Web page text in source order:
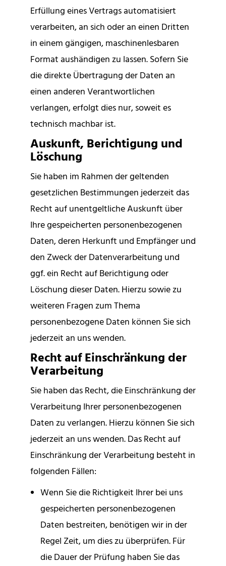
Erfüllung eines Vertrags automatisiert
verarbeiten, an sich oder an einen Dritten
in einem gängigen, maschinenlesbaren
Format aushändigen zu lassen. Sofern Sie
die direkte Übertragung der Daten an
einen anderen Verantwortlichen
verlangen, erfolgt dies nur, soweit es
technisch machbar ist.
Auskunft, Berichtigung und
Löschung
Sie haben im Rahmen der geltenden
gesetzlichen Bestimmungen jederzeit das
Recht auf unentgeltliche Auskunft über
Ihre gespeicherten personenbezogenen
Daten, deren Herkunft und Empfänger und
den Zweck der Datenverarbeitung und
ggf. ein Recht auf Berichtigung oder
Löschung dieser Daten. Hierzu sowie zu
weiteren Fragen zum Thema
personenbezogene Daten können Sie sich
jederzeit an uns wenden.
Recht auf Einschränkung der
Verarbeitung
Sie haben das Recht, die Einschränkung der
Verarbeitung Ihrer personenbezogenen
Daten zu verlangen. Hierzu können Sie sich
jederzeit an uns wenden. Das Recht auf
Einschränkung der Verarbeitung besteht in
folgenden Fällen:
Wenn Sie die Richtigkeit Ihrer bei uns
gespeicherten personenbezogenen
Daten bestreiten, benötigen wir in der
Regel Zeit, um dies zu überprüfen. Für
die Dauer der Prüfung haben Sie das